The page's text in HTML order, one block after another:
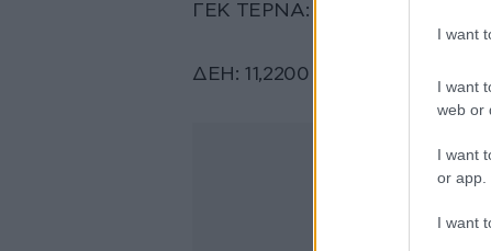
I want
I want
web or
I want
or app.
I want
ΓΕΚ ΤΕΡΝΑ: 16,3800 +0,86%
ΔΕΗ: 11,2200 +1,54%